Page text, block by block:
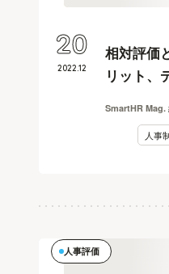
相対評価
リット、
SmartHR Mag.
人事
2022.12
20
人事評価